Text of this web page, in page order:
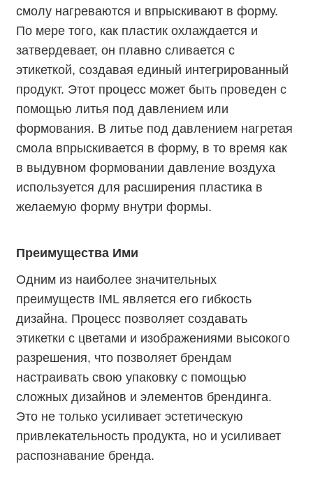
смолу нагреваются и впрыскивают в форму.
По мере того, как пластик охлаждается и
затвердевает, он плавно сливается с
этикеткой, создавая единый интегрированный
продукт. Этот процесс может быть проведен с
помощью литья под давлением или
формования. В литье под давлением нагретая
смола впрыскивается в форму, в то время как
в выдувном формовании давление воздуха
используется для расширения пластика в
желаемую форму внутри формы.
Преимущества Ими
Одним из наиболее значительных
преимуществ IML является его гибкость
дизайна. Процесс позволяет создавать
этикетки с цветами и изображениями высокого
разрешения, что позволяет брендам
настраивать свою упаковку с помощью
сложных дизайнов и элементов брендинга.
Это не только усиливает эстетическую
привлекательность продукта, но и усиливает
распознавание бренда.